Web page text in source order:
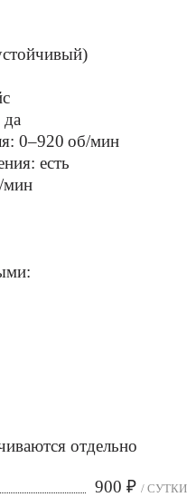
0–920 об/мин
есть
мин
отдельно
900 ₽ / СУТКИ